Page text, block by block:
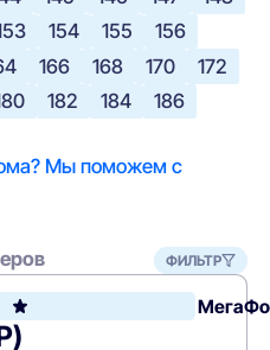
154 155
156
166 168 170
172
182 184
186
Мы поможем с
ФИЛЬТР